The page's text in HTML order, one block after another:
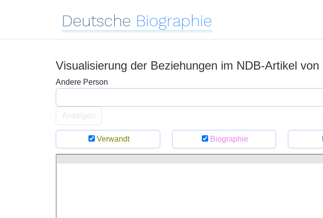
Deutsche Biographie
Visualisierung der Beziehungen im NDB-Artikel von
Andere Person
Anzeigen
Verwandt Biographie